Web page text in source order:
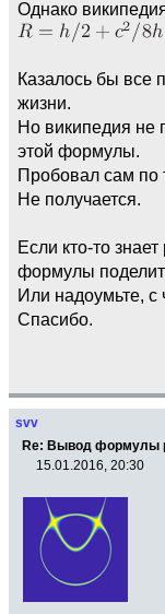
Однако
Казалось бы все
жизни.
Но википедия не
этой формулы.
Пробовал сам по
Не получается.
Если кто-то
формулы
Или надоумьте,
Спасибо.
svv
Re: Вывод формулы
15.01.2016, 20:30